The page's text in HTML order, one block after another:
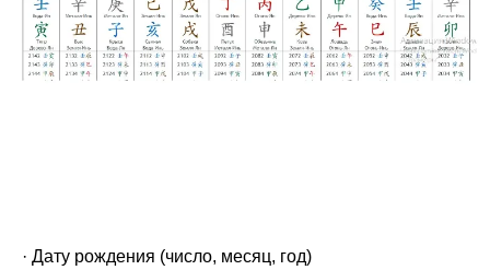
· Дату рождения (число, месяц, год)